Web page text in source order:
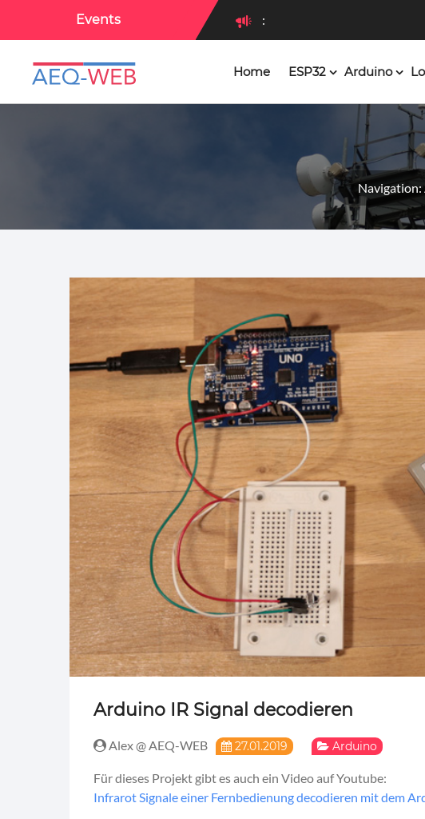
Events
:
Home ESP32 Arduino
Navigation:
Arduino IR Signal decodieren
Alex @ AEQ-WEB 27.01.2019 Arduino
Für dieses Projekt gibt es auch ein Video auf Youtube:
Infrarot Signale einer Fernbedienung decodieren mit dem